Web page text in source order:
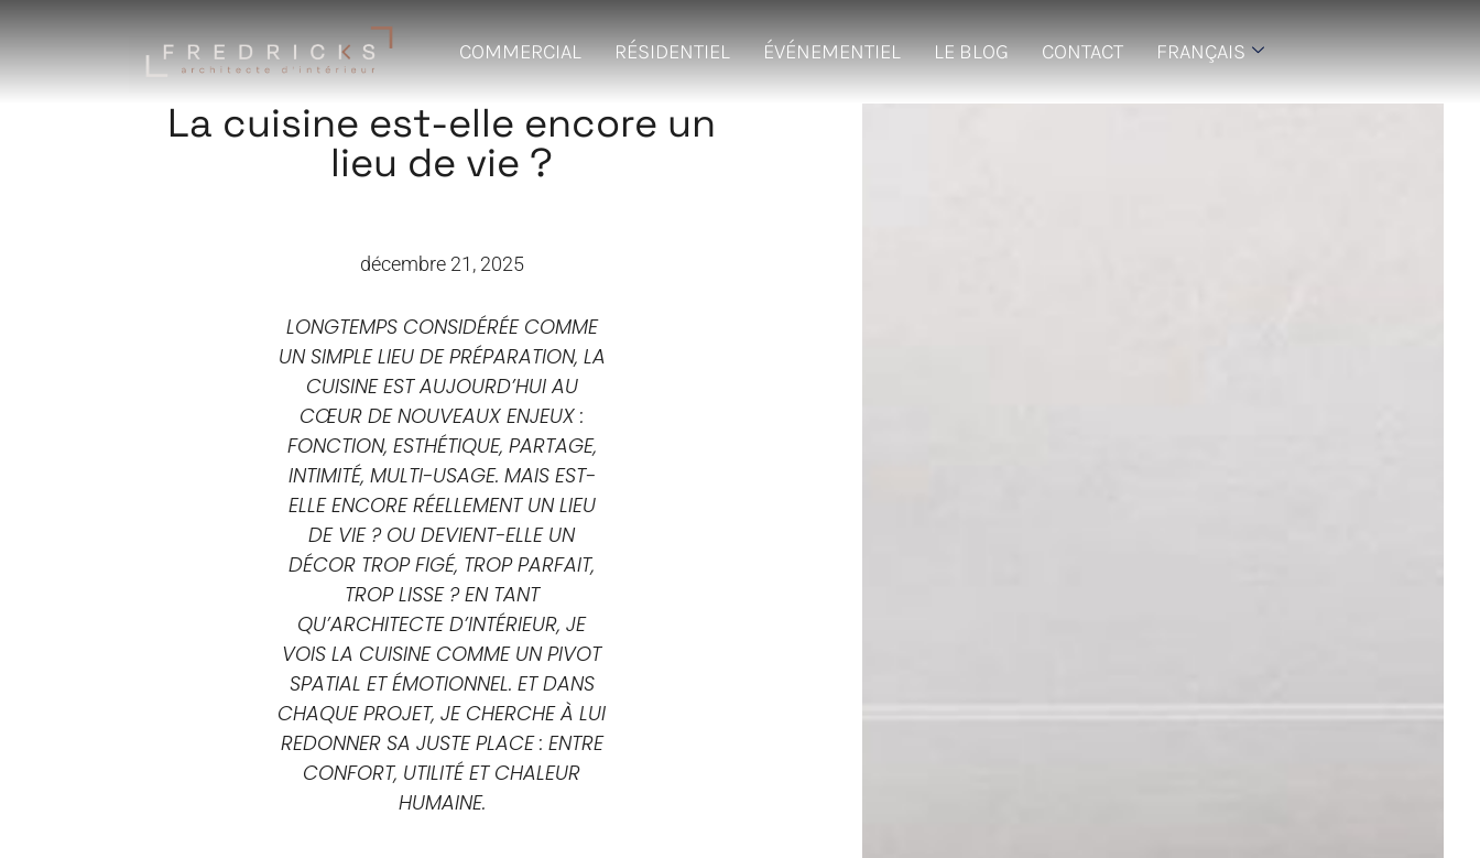
COMMERCIAL RÉSIDENTIEL ÉVÉNEMENTIEL LE BLOG CONTACT FRANÇAIS
La cuisine est-elle encore un
lieu de vie ?
décembre 21, 2025
LONGTEMPS CONSIDÉRÉE COMME
UN SIMPLE LIEU DE PRÉPARATION, LA
CUISINE EST AUJOURD’HUI AU
CŒUR DE NOUVEAUX ENJEUX :
FONCTION, ESTHÉTIQUE, PARTAGE,
INTIMITÉ, MULTI-USAGE. MAIS EST-
ELLE ENCORE RÉELLEMENT UN LIEU
DE VIE ? OU DEVIENT-ELLE UN
DÉCOR TROP FIGÉ, TROP PARFAIT,
TROP LISSE ? EN TANT
QU’ARCHITECTE D’INTÉRIEUR, JE
VOIS LA CUISINE COMME UN PIVOT
SPATIAL ET ÉMOTIONNEL. ET DANS
CHAQUE PROJET, JE CHERCHE À LUI
REDONNER SA JUSTE PLACE : ENTRE
CONFORT, UTILITÉ ET CHALEUR
HUMAINE.